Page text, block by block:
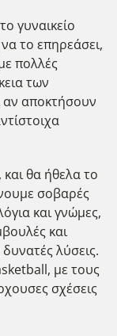
γυναικείο
το επηρεάσει,
πολλές
των
αν αποκτήσουν
θα ήθελα το
σοβαρές
και γνώμες,
και
λύσεις.
με τους
σχέσεις